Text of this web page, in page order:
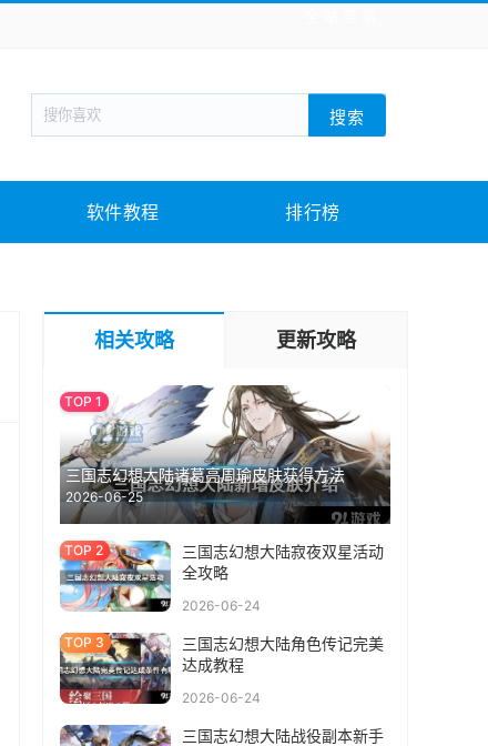
新闻阅读 旅游出行 生活实用
回合网游 战棋游戏 枪战射击
教育教学 游戏娱乐 系统软件 素材下载
搜索
软件教程 排行榜
相关攻略 更新攻略
三国志幻想大陆诸葛亮周瑜皮肤获得方法
2026-06-25
三国志幻想大陆寂夜双星活动
全攻略
2026-06-24
三国志幻想大陆角色传记完美
达成教程
2026-06-24
三国志幻想大陆战役副本新手